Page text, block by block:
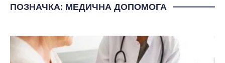
ПОЗНАЧКА: МЕДИЧНА ДОПОМОГА